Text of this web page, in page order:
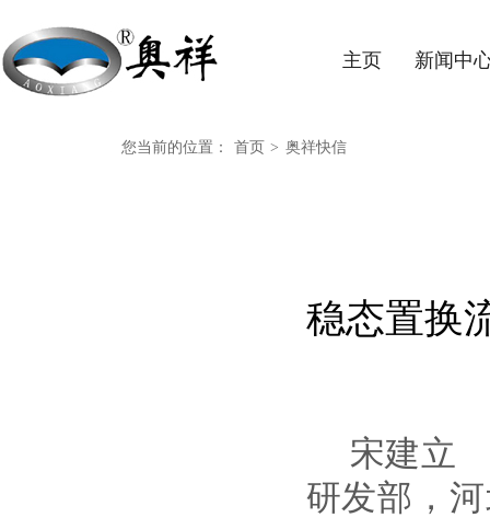
主页 新闻中
您当前的位置： 首页 > 奥祥快信
稳态置换
宋建立
研发部，